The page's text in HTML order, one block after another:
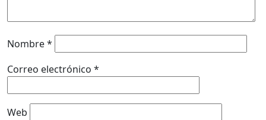
Nombre*
Correo electrónico *
Web